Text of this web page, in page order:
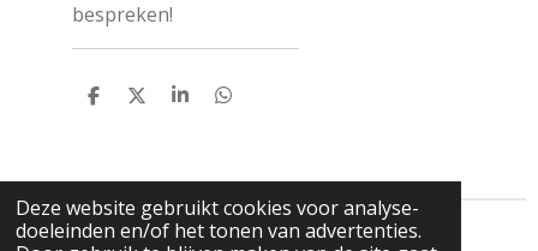
Deze website gebruikt cookies voor analyse-
doeleinden en/of het tonen van advertenties.
bespreken!
D
n
D
S
e
D
n
© 2018 - 2026 Onderwijssupporter